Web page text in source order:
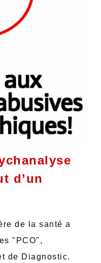
d’un
de la santé a
"PCO",
de Diagnostic.